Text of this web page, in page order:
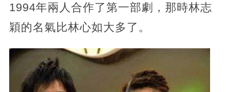
1994年兩人合作了第一部劇，那時林志
穎的名氣比林心如大多了。